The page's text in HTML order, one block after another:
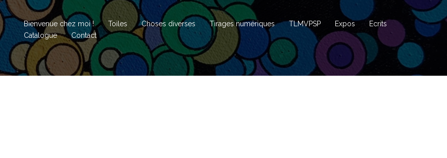
Bienvenue chez moi ! Toiles Choses diverses Tirages numériques TLMVPSP Expos
Ecrits
Catalogue
Contact